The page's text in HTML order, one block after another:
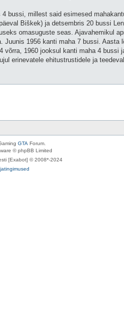
bussi, millest said esimesed
Biškek) ja detsembris 20 bussi
omasuguste seas. Ajavahemikul
1956 kanti maha 7 bussi. Aasta
1960 jooksul kanti maha 4 bussi
erinevatele ehitustrustidele ja
GTA Forum.
© phpBB Limited
[Exabot] © 2008*-2024